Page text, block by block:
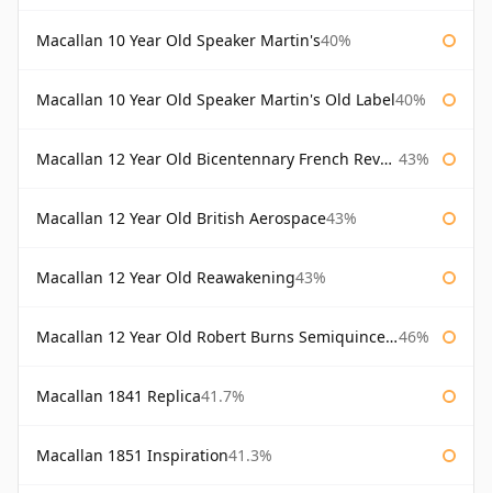
Macallan 10 Year Old Speaker Martin's40%
Macallan 10 Year Old Speaker Martin's Old Label40%
Macallan 12 Year Old Bicentennary French Revolution 43%
Macallan 12 Year Old British Aerospace43%
Macallan 12 Year Old Reawakening43%
Macallan 12 Year Old Robert Burns Semiquincentenary 46%
Macallan 1841 Replica41.7%
Macallan 1851 Inspiration41.3%